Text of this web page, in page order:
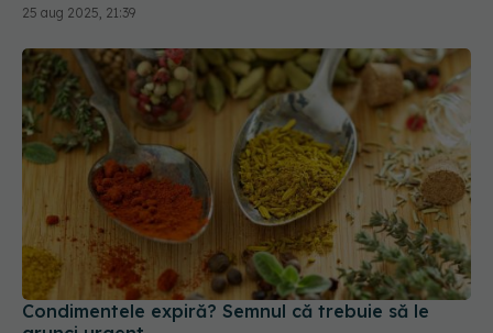
25 aug 2025, 21:39
Condimentele expiră? Semnul că trebuie să le